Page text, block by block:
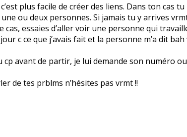
plus facile de créer des liens. Dans ton
ou deux personnes. Si jamais tu y arrives
essaies d’aller voir une personne qui
c ce que j’avais fait et la personne m’a dit
avant de partir, je lui demande son numéro
de tes prblms n’hésites pas vrmt !!